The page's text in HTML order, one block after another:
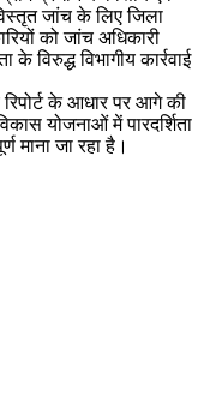
जांच के लिए जिला
को जांच अधिकारी
विरुद्ध विभागीय कार्रवाई
के आधार पर आगे की
योजनाओं में पारदर्शिता
माना जा रहा है।